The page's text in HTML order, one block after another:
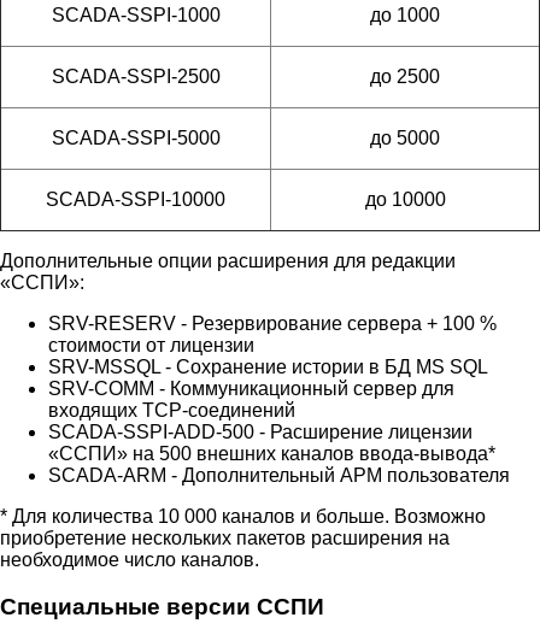
SCADA-SSPI-1000 до 1000
SCADA-SSPI-2500 до 2500
SCADA-SSPI-5000 до 5000
SCADA-SSPI-10000 до 10000
Дополнительные опции расширения для редакции
«ССПИ»:
SRV-RESERV - Резервирование сервера + 100 %
стоимости от лицензии
SRV-MSSQL - Сохранение истории в БД MS SQL
SRV-COMM - Коммуникационный сервер для
входящих ТСР-соединений
SCADA-SSPI-ADD-500 - Расширение лицензии
«ССПИ» на 500 внешних каналов ввода-вывода*
SCADA-ARM - Дополнительный АРМ пользователя
* Для количества 10 000 каналов и больше. Возможно
приобретение нескольких пакетов расширения на
необходимое число каналов.
Специальные версии ССПИ